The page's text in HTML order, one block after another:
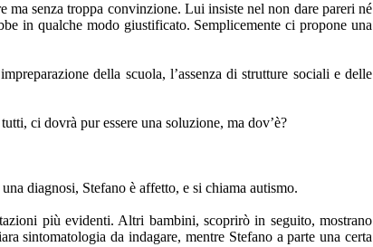
senza troppa convinzione. Lui insiste nel non dare pareri né
in qualche modo giustificato. Semplicemente ci propone una
della scuola, l’assenza di strutture sociali e delle
ci dovrà pur essere una soluzione, ma dov’è?
diagnosi, Stefano è affetto, e si chiama autismo.
più evidenti. Altri bambini, scoprirò in seguito, mostrano
sintomatologia da indagare, mentre Stefano a parte una certa